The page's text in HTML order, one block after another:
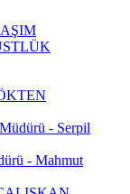
- Serpil
- Mahmut